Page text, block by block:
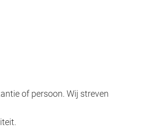
of persoon. Wij streven